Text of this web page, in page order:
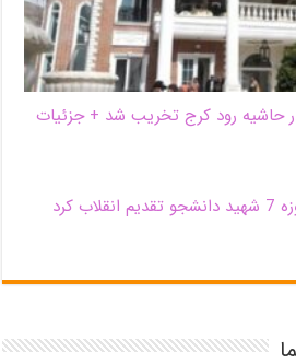
حاشیه‌ رود کرج تخریب شد + جزئیات